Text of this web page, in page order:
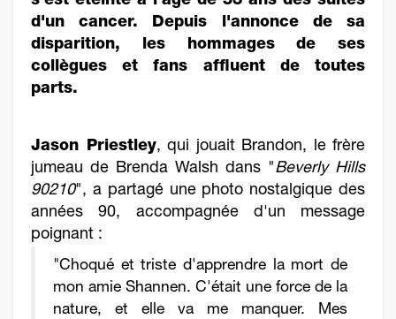
d'un cancer. Depuis l'annonce de sa
disparition, les hommages de ses
collègues et fans affluent de toutes
parts.
Jason Priestley, qui jouait Brandon, le frère
jumeau de Brenda Walsh dans "Beverly Hills
90210", a partagé une photo nostalgique des
années 90, accompagnée d'un message
poignant :
"Choqué et triste d'apprendre la mort de
mon amie Shannen. C'était une force de la
nature, et elle va me manquer. Mes